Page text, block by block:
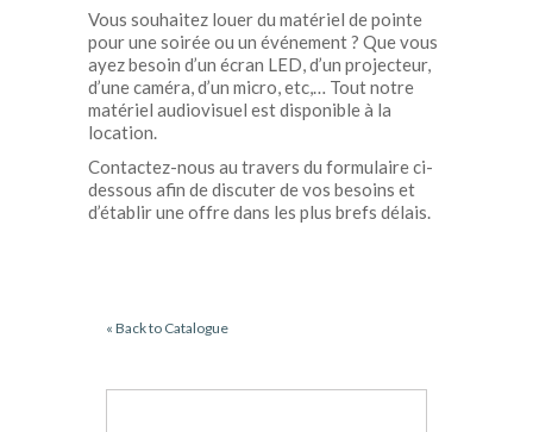
Vous souhaitez louer du matériel de pointe
pour une soirée ou un événement ? Que vous
ayez besoin d’un écran LED, d’un projecteur,
d’une caméra, d’un micro, etc,… Tout notre
matériel audiovisuel est disponible à la
location.
Contactez-nous au travers du formulaire ci-
dessous afin de discuter de vos besoins et
d’établir une offre dans les plus brefs délais.
« Back to Catalogue